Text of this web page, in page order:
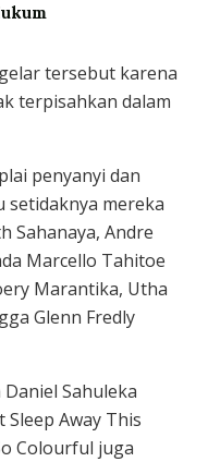
tersebut karena
terpisahkan dalam
penyanyi dan
setidaknya mereka
Sahanaya, Andre
Marcello Tahitoe
Marantika, Utha
Glenn Fredly
Sahuleka
Away This
Colourful juga